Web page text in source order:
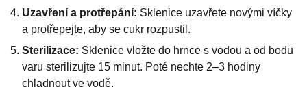
Uzavření a protřepání: Sklenice uzavřete novými víčky
a protřepejte, aby se cukr rozpustil.
Sterilizace: Sklenice vložte do hrnce s vodou a od bodu
varu sterilizujte 15 minut. Poté nechte 2–3 hodiny
chladnout ve vodě.